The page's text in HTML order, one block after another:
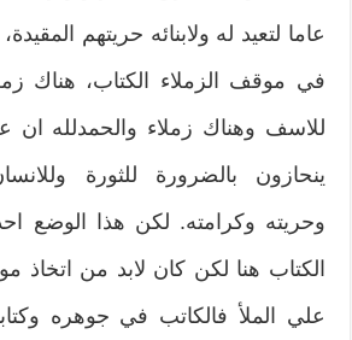
عاما لتعيد له ولابنائه حريتهم
في موقف الزملاء الكتاب،‮ ‬هناك
للاسف وهناك زملاء والحمدلله ان
‬ينحازون بالضرورة للثورة
وحريته وكرامته‮. ‬لكن هذا
الكتاب هنا لكن كان لابد من اتخاذ
علي الملأ فالكاتب في جوهره